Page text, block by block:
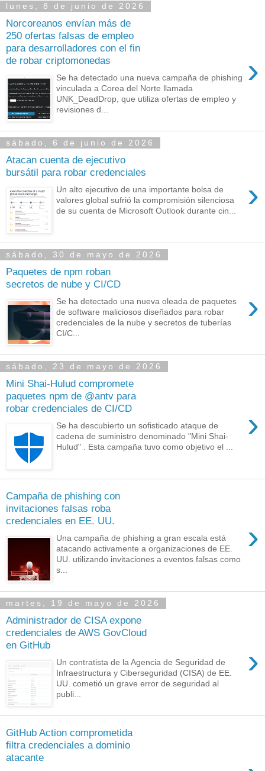
lunes, 8 de junio de 2026
Norcoreanos envían más de
250 ofertas falsas de empleo
para desarrolladores con el fin
de robar criptomonedas
›
Se ha detectado una nueva campaña de phishing
vinculada a Corea del Norte llamada
UNK_DeadDrop, que utiliza ofertas de empleo y
revisiones d...
sábado, 6 de junio de 2026
Atacan cuenta de ejecutivo
bursátil para robar credenciales
›
Un alto ejecutivo de una importante bolsa de
valores global sufrió la compromisión silenciosa
de su cuenta de Microsoft Outlook durante cin...
sábado, 30 de mayo de 2026
Paquetes de npm roban
secretos de nube y CI/CD
›
Se ha detectado una nueva oleada de paquetes
de software maliciosos diseñados para robar
credenciales de la nube y secretos de tuberías
CI/C...
sábado, 23 de mayo de 2026
Mini Shai-Hulud compromete
paquetes npm de @antv para
robar credenciales de CI/CD
›
Se ha descubierto un sofisticado ataque de
cadena de suministro denominado "Mini Shai-
Hulud" . Esta campaña tuvo como objetivo el ...
Campaña de phishing con
invitaciones falsas roba
credenciales en EE. UU.
›
Una campaña de phishing a gran escala está
atacando activamente a organizaciones de EE.
UU. utilizando invitaciones a eventos falsas como
s...
martes, 19 de mayo de 2026
Administrador de CISA expone
credenciales de AWS GovCloud
en GitHub
›
Un contratista de la Agencia de Seguridad de
Infraestructura y Ciberseguridad (CISA) de EE.
UU. cometió un grave error de seguridad al
publi...
GitHub Action comprometida
filtra credenciales a dominio
atacante